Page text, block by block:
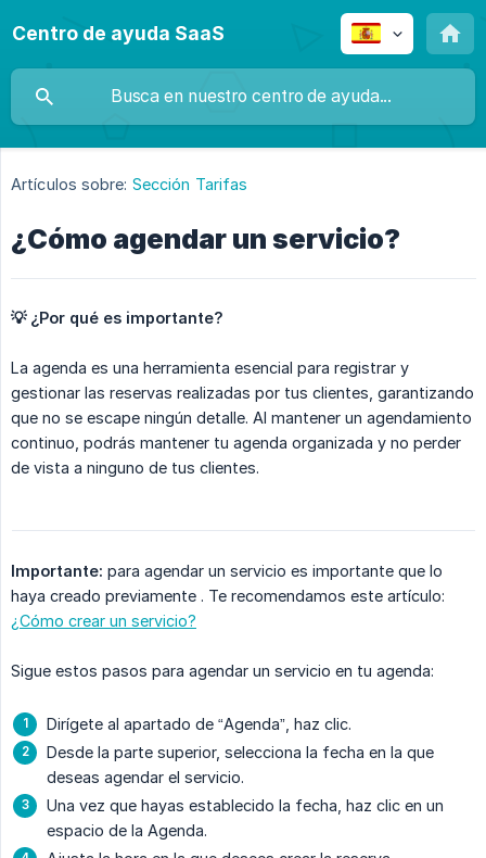
Centro de ayuda SaaS
Artículos sobre: Sección Tarifas
¿Cómo agendar un servicio?
💡 ¿Por qué es importante?
La agenda es una herramienta esencial para registrar y
gestionar las reservas realizadas por tus clientes, garantizando
que no se escape ningún detalle. Al mantener un agendamiento
continuo, podrás mantener tu agenda organizada y no perder
de vista a ninguno de tus clientes.
Importante: para agendar un servicio es importante que lo
haya creado previamente . Te recomendamos este artículo:
¿Cómo crear un servicio?
Sigue estos pasos para agendar un servicio en tu agenda:
Dirígete al apartado de “Agenda”, haz clic.
Desde la parte superior, selecciona la fecha en la que
deseas agendar el servicio.
Una vez que hayas establecido la fecha, haz clic en un
espacio de la Agenda.